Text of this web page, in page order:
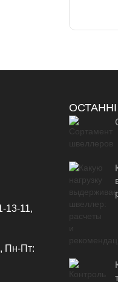
13-11,
Пн-Пт: